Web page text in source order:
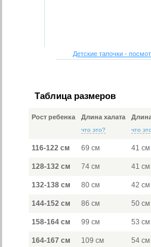
Детские тапочки -
Таблица размеров
Рост ребенка Длина халата
что это? что
116-122 см 69 см 41 см
128-132 см 74 см 41 см
132-138 см 80 см 42 см
144-152 см 86 см 50 см
158-164 см 99 см 53 см
164-167 см 109 см 54 см